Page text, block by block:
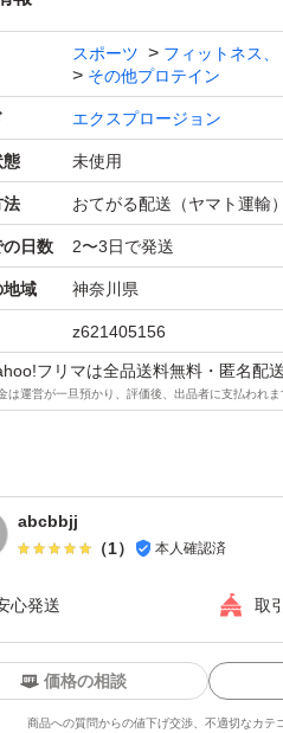
スポーツ フィットネス
その他プロテイン
エクスプロージョン
態 未使用
法 おてがる配送（ヤマト運輸）
日数 2〜3日で発送
地域 神奈川県
z621405156
フリマは全品送料無料・匿名配送
は運営が一旦預かり、評価後、出品者に支払われま
abcbbjj
（1） 本人確認済
心発送 取
価格の相談
商品への質問からの値下げ交渉、不適切なカテ